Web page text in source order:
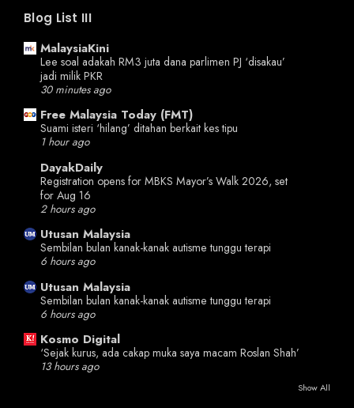
Blog List III
MalaysiaKini
Lee soal adakah RM3 juta dana parlimen PJ ‘disakau’
jadi milik PKR
30 minutes ago
Free Malaysia Today (FMT)
Suami isteri ‘hilang’ ditahan berkait kes tipu
1 hour ago
DayakDaily
Registration opens for MBKS Mayor’s Walk 2026, set
for Aug 16
2 hours ago
Utusan Malaysia
Sembilan bulan kanak-kanak autisme tunggu terapi
6 hours ago
Utusan Malaysia
Sembilan bulan kanak-kanak autisme tunggu terapi
6 hours ago
Kosmo Digital
‘Sejak kurus, ada cakap muka saya macam Roslan Shah’
13 hours ago
Show All